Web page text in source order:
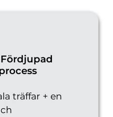
träffar + en